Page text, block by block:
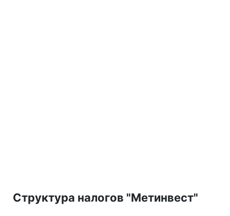
Структура налогов "Метинвест"